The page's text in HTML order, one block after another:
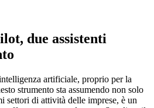
due assistenti
artificiale, proprio per la
strumento sta assumendo non solo
settori di attività delle imprese, è un